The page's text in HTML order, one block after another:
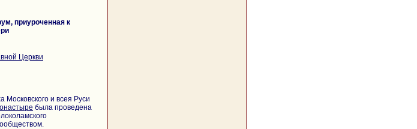
приуроченная к
Церкви
и всея Руси
была проведена